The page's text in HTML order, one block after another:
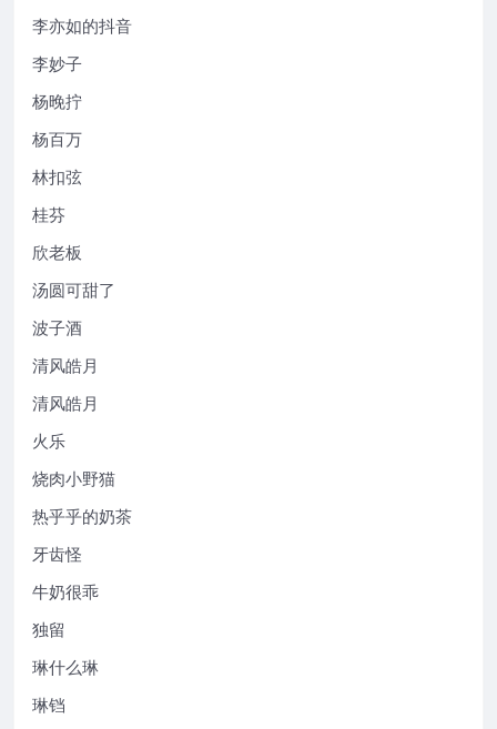
李亦如的抖音
李妙子
杨晚拧
杨百万
林扣弦
桂芬
欣老板
汤圆可甜了
波子酒
清风皓月
清风皓月
火乐
烧肉小野猫
热乎乎的奶茶
牙齿怪
牛奶很乖
独留
琳什么琳
琳铛